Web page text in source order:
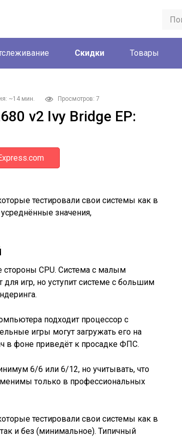
Скидки Товары
~14 мин. Просмотров: 7
v2 Ivy Bridge EP:
тестировали свои системы как в
значения,
стороны CPU. Система с малым
игр, но уступит системе с большим
подходит процессор с
игры могут загружать его на
в фоне приведёт к просадке ФПС.
6/6 или 6/12, но учитывать, что
только в профессиональных
тестировали свои системы как в
и без (минимальное). Типичный